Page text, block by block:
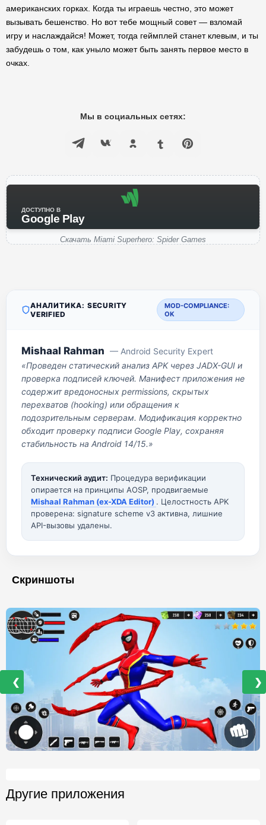
американских горках. Когда ты играешь честно, это может
вызывать бешенство. Но вот тебе мощный совет — взломай
игру и наслаждайся! Может, тогда геймплей станет клевым, и ты
забудешь о том, как уныло может быть занять первое место в
очках.
Мы в социальных сетях:
ДОСТУПНО В
Google Play
Скачать Miami Superhero: Spider Games
АНАЛИТИКА: SECURITY
VERIFIED
MOD-COMPLIANCE:
OK
Mishaal Rahman — Android Security Expert
«Проведен статический анализ APK через JADX-GUI и
проверка подписей ключей. Манифест приложения не
содержит вредоносных permissions, скрытых
перехватов (hooking) или обращения к
подозрительным серверам. Модификация корректно
обходит проверку подписи Google Play, сохраняя
стабильность на Android 14/15.»
Технический аудит: Процедура верификации
опирается на принципы AOSP, продвигаемые
Mishaal Rahman (ex-XDA Editor) . Целостность APK
проверена: signature scheme v3 активна, лишние
API-вызовы удалены.
Скриншоты
❮ ❯
Другие приложения